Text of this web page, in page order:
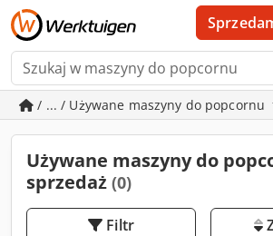
/ ... / Używane maszyny do popcornu
Używane maszyny do
sprzedaż (0)
Filtr